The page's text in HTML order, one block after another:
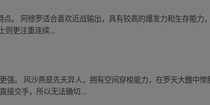
。 阿修罗适合喜欢近战输出，具有较高的爆发力和生存能力
则更注重连续...
强。 风沙燕是先天异人，拥有空间穿梭能力，在罗天大醮中
接交手，所以无法确切...